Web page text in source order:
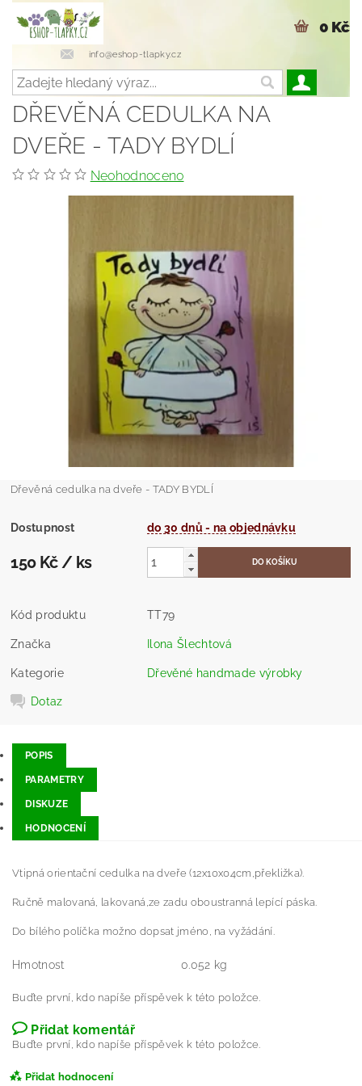
info@eshop-tlapky.cz
0 Kč
DŘEVĚNÁ CEDULKA NA
DVEŘE - TADY BYDLÍ
Neohodnoceno
Dřevěná cedulka na dveře - TADY BYDLÍ
Dostupnost do 30 dnů - na objednávku
150 Kč/ ks
Kód produktu TT79
Značka Ilona Šlechtová
Kategorie Dřevěné handmade výrobky
Dotaz
POPIS
PARAMETRY
DISKUZE
HODNOCENÍ
Vtipná orientační cedulka na dveře (12x10x04cm,překližka).
Ručně malovaná, lakovaná,ze zadu oboustranná lepící páska.
Do bílého políčka možno dopsat jméno, na vyžádání.
Hmotnost 0.052 kg
Buďte první, kdo napíše příspěvek k této položce.
Přidat komentář
Buďte první, kdo napíše příspěvek k této položce.
Přidat hodnocení